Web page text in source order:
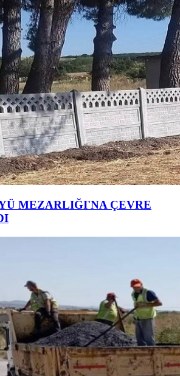
MEZARLIĞI'NA ÇEVRE